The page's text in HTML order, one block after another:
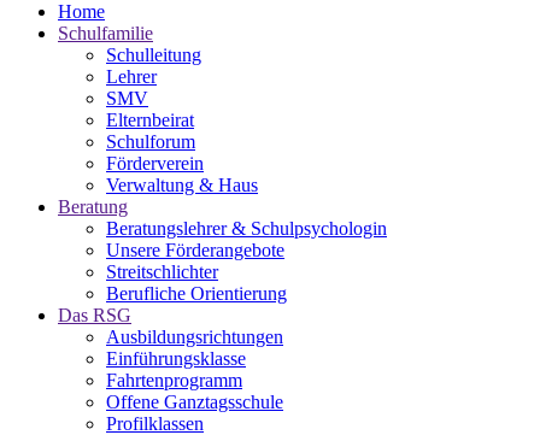
Home
Schulfamilie
Schulleitung
Lehrer
SMV
Elternbeirat
Schulforum
Förderverein
Verwaltung & Haus
Beratung
Beratungslehrer & Schulpsychologin
Unsere Förderangebote
Streitschlichter
Berufliche Orientierung
Das RSG
Ausbildungsrichtungen
Einführungsklasse
Fahrtenprogramm
Offene Ganztagsschule
Profilklassen